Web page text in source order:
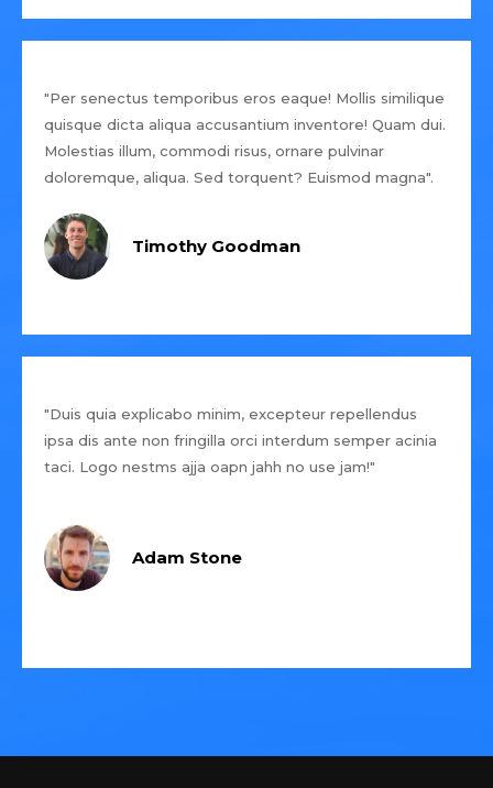
"Per senectus temporibus eros eaque! Mollis similique
quisque dicta aliqua accusantium inventore! Quam dui.
Molestias illum, commodi risus, ornare pulvinar
doloremque, aliqua. Sed torquent? Euismod magna".
Timothy Goodman
"Duis quia explicabo minim, excepteur repellendus
ipsa dis ante non fringilla orci interdum semper acinia
taci. Logo nestms ajja oapn jahh no use jam!"
Adam Stone